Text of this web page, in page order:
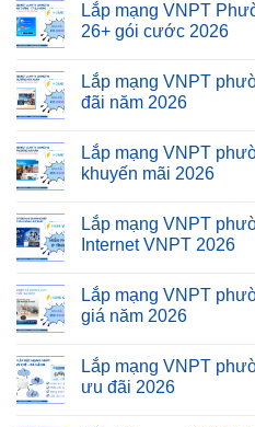
Lắp mạng VNPT
26+ gói cước 2026
Lắp mạng VNPT
đãi năm 2026
Lắp mạng VNPT
khuyến mãi 2026
Lắp mạng VNPT
Internet VNPT 2026
Lắp mạng VNPT
giá năm 2026
Lắp mạng VNPT
ưu đãi 2026